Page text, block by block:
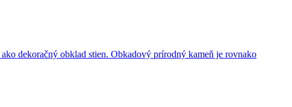
dekoračný obklad stien. Obkadový prírodný kameň je rovnako